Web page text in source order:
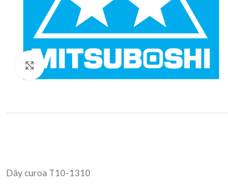
Click to enlarge
Dây curoa T10-1310